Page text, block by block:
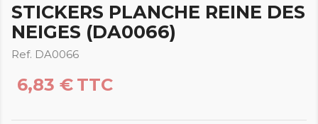
STICKERS PLANCHE REINE DES
NEIGES (DA0066)
Ref. DA0066
6,83 € TTC